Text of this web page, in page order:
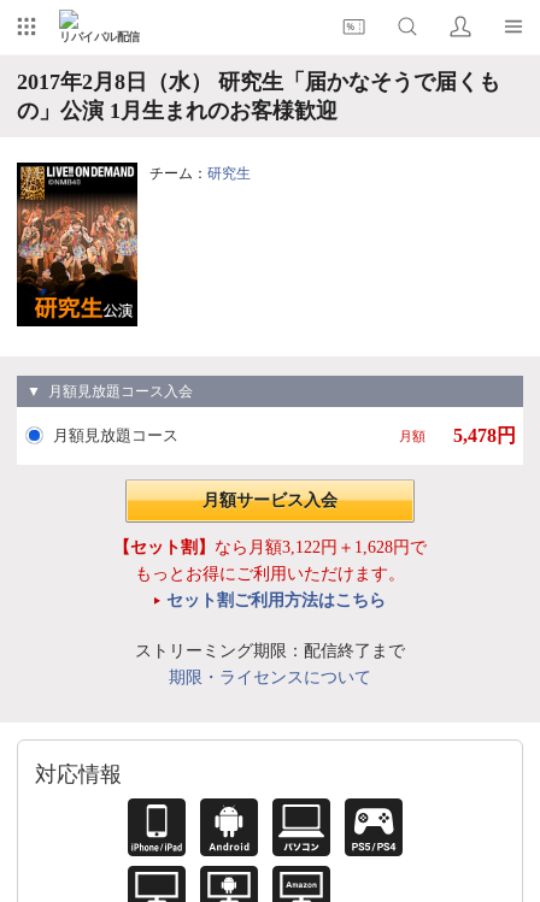
リバイバル配信
2017年2月8日（水） 研究生「届かなそうで届くも
の」公演 1月生まれのお客様歓迎
チーム： 研究生
▼ 月額見放題コース入会
月額見放題コース 月額 5,478円
月額サービス入会
【セット割】 なら月額3,122円＋1,628円で
もっとお得にご利用いただけます。
セット割ご利用方法はこちら
ストリーミング期限：配信終了まで
期限・ライセンスについて
対応情報